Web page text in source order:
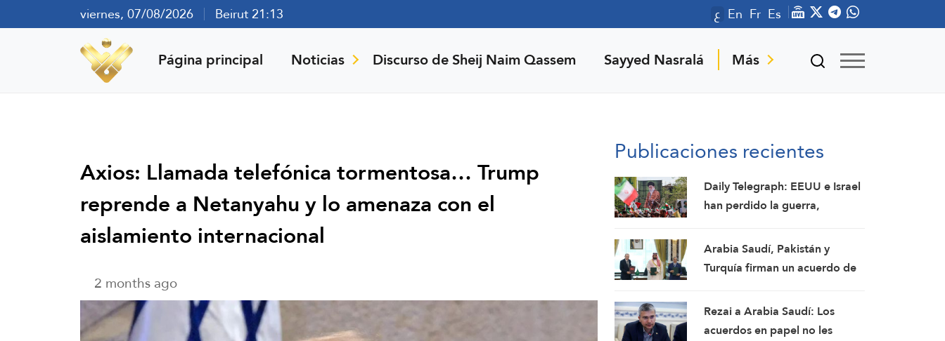
viernes, 07/08/2026 Beirut 21:13 ع En Fr Es
Página principal Noticias Discurso de Sheij Naim Qassem Sayyed Nasralá Más
Axios: Llamada telefónica tormentosa… Trump
reprende a Netanyahu y lo amenaza con el
aislamiento internacional
2 months ago
Publicaciones recientes
Daily Telegraph: EEUU e Israel
han perdido la guerra,
victorioso
Arabia Saudí, Pakistán y
Turquía firman un acuerdo de
Meca
Rezai a Arabia Saudí: Los
acuerdos en papel no les